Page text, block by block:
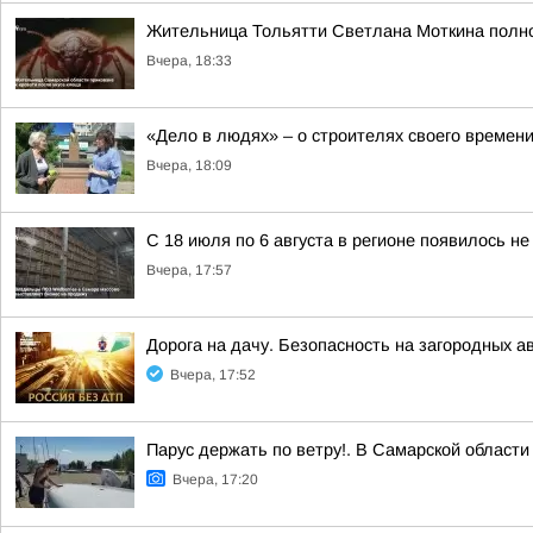
Жительница Тольятти Светлана Моткина
Вчера, 18:33
«Дело в людях» – о строителях своего времени
Вчера, 18:09
С 18 июля по 6 августа в регионе появилось
Вчера, 17:57
Дорога на дачу. Безопасность на загородных
Вчера, 17:52
Парус держать по ветру!. В Самарской
Вчера, 17:20